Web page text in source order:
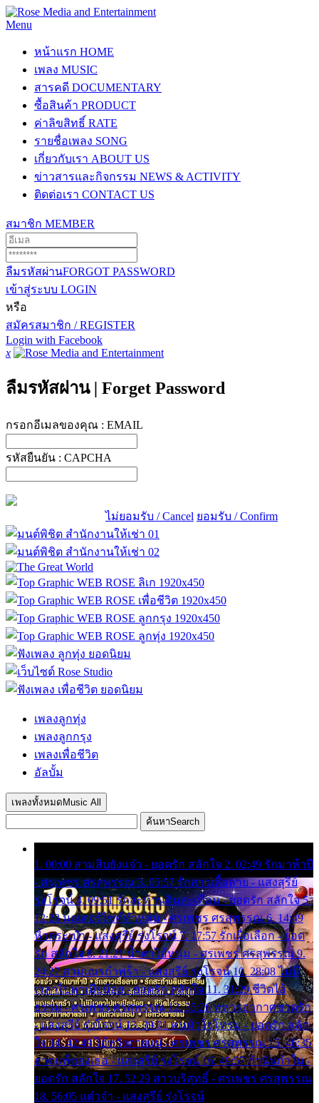
Menu
หน้าแรก HOME
เพลง MUSIC
สารคดี DOCUMENTARY
ซื้อสินค้า PRODUCT
ค่าลิขสิทธิ์ RATE
รายชื่อเพลง SONG
เกี่ยวกับเรา ABOUT US
ข่าวสารและกิจกรรม NEWS & ACTIVITY
ติดต่อเรา CONTACT US
สมาชิก MEMBER
ลืมรหัสผ่านFORGOT PASSWORD
เข้าสู่ระบบ LOGIN
หรือ
สมัครสมาชิก / REGISTER
Login with Facebook
x
ลืมรหัสผ่าน | Forget Password
กรอกอีเมลของคุณ : EMAIL
รหัสยืนยัน : CAPCHA
ไม่ยอมรับ / Cancel ยอมรับ / Confirm
เพลงลูกทุ่ง
เพลงลูกกรุง
เพลงเพื่อชีวิต
อัลบั้ม
เพลงทั้งหมด Music All
ค้นหาSearch
1. 00:00 สามสิบยังแจ๋ว - ยอดรัก สลักใจ 2. 02:49 รักมาห้าปี
- ศรเพชร ศรสุพรรณ 3. 05:57 รักสาวเสื้อลาย - แสงสุรีย์
รุ่งโรจน์ 4. 09:51 รักสะท้านดินสะเทือน - ยอดรัก สลักใจ 5.
12:23 มอเตอร์ไซค์ทำหล่น - ศรเพชร ศรสุพรรณ 6. 14:49
หิ้วกระเป๋า - แสงสุรีย์ รุ่งโรจน์ 7. 17:57 รักเผื่อเลือก - ยอด
รัก สลักใจ 8. 21:21 น้ำตาไอ้หนุ่ม - ศรเพชร ศรสุพรรณ 9.
24:27 สามเณรกำพร้า - แสงสุรีย์ รุ่งโรจน์ 10. 28:08 ไม่มี
เวลาไปหาเมียน้อย - ยอดรัก สลักใจ 11. 31:29 ชีวิตไอ้
ธรรม - ศรเพชร ศรสุพรรณ 12. 35:26 ทหารอากาศขาดรัก
- แสงสุรีย์ รุ่งโรจน์ 13. 39:01 คนหัวใจโทรม - ยอดรัก สลัก
ใจ 14. 42:49 ไอ้หวังตายแน่ - ศรเพชร ศรสุพรรณ 15. 46:35
ธาตุแท้ของเธอ - แสงสุรีย์ รุ่งโรจน์ 16. 49:57 กำนันกำใน -
ยอดรัก สลักใจ 17. 52:29 สาวบริสุทธิ์ - ศรเพชร ศรสุพรรณ
18. 56:05 แต๋วจ๋า - แสงสุรีย์ รุ่งโรจน์